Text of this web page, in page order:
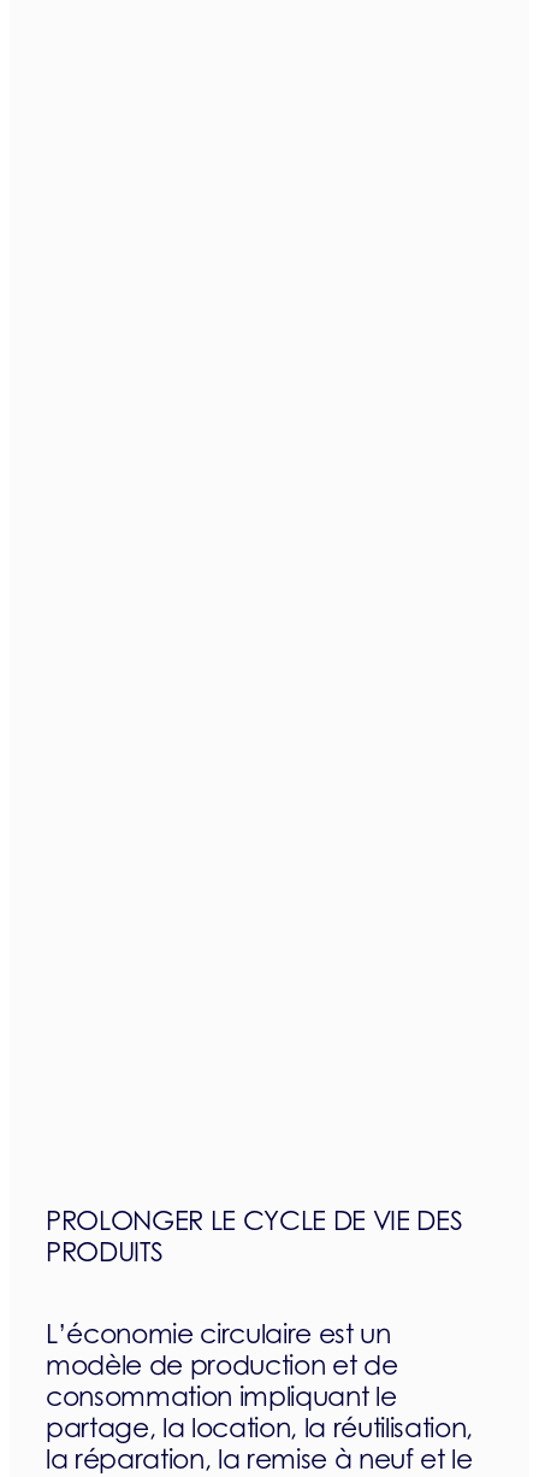
PROLONGER LE CYCLE DE VIE DES
PRODUITS
L’économie circulaire est un
modèle de production et de
consommation impliquant le
partage, la location, la réutilisation,
la réparation, la remise à neuf et le